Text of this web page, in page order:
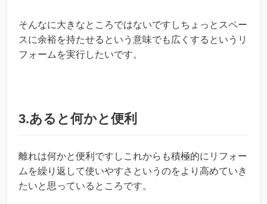
そんなに大きなところではないですしちょっとスペー
スに余裕を持たせるという意味でも広くするというリ
フォームを実行したいです。
3.あると何かと便利
離れは何かと便利ですしこれからも積極的にリフォー
ムを繰り返して使いやすさというのをより高めていき
たいと思っているところです。